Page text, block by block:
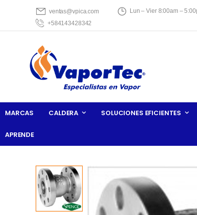
ventas@vpica.com Lun – Vier 8:00am –
+584143428342
MARCAS CALDERA SOLUCIONES EFICIENTES
APRENDE